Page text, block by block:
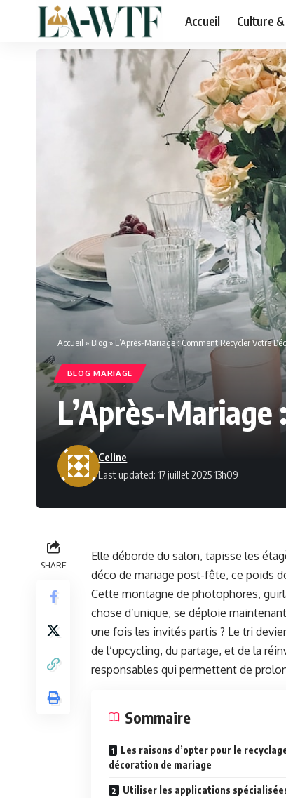
Accueil Culture
Accueil » Blog » L’Après-Mariage : Comment Recycler Votre
BLOG MARIAGE
L’Après-
Last updated: 17 juillet 2025 13h09
Celine
SHARE
Elle déborde du salon, tapisse les
déco de mariage post-fête, ce poids
Cette montagne de photophores,
chose d’unique, se déploie
une fois les invités partis ? Le tri
de l’upcycling, du partage, et de la
responsables qui permettent de
Sommaire
Les raisons d’opter pour le
décoration de mariage
Utiliser les applications